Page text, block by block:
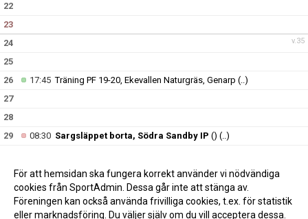
22
23
v.35
24
25
26
17:45Träning PF 19-20, Ekevallen Naturgräs, Genarp (..)
27
28
29
08:30 Sargsläppet borta, Södra Sandby IP () (..)
För att hemsidan ska fungera korrekt använder vi nödvändiga
cookies från SportAdmin. Dessa går inte att stänga av.
Föreningen kan också använda frivilliga cookies, t.ex. för statistik
eller marknadsföring. Du väljer själv om du vill acceptera dessa.